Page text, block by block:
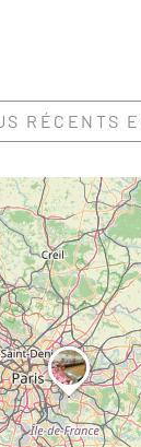
RÉCENTS